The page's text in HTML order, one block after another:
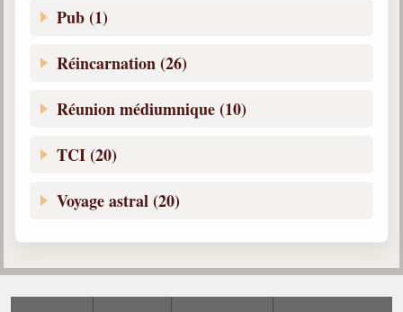
Pub (1)
Réincarnation (26)
Réunion médiumnique (10)
TCI (20)
Voyage astral (20)